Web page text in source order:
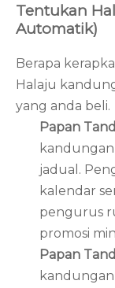
Tentukan
Automatik)
Berapa
Halaju
yang anda beli.
Papan
jadual.
kalendar
pengurus
promosi
Papan